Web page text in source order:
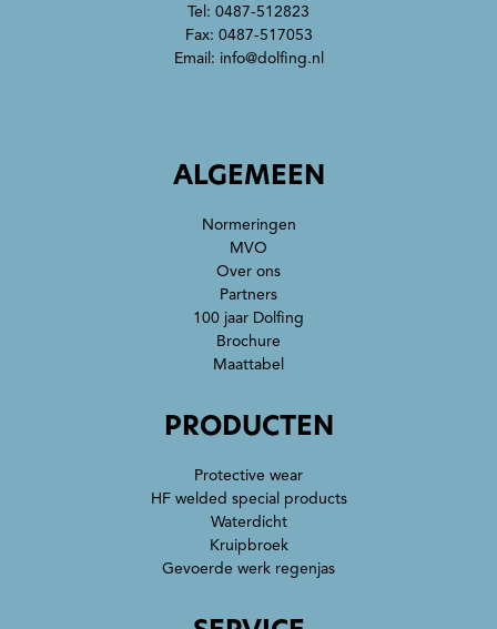
Tel: 0487-512823
Fax: 0487-517053
Email: info@dolfing.nl
ALGEMEEN
Normeringen
MVO
Over ons
Partners
100 jaar Dolfing
Brochure
Maattabel
PRODUCTEN
Protective wear
HF welded special products
Waterdicht
Kruipbroek
Gevoerde werk regenjas